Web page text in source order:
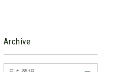
Archive